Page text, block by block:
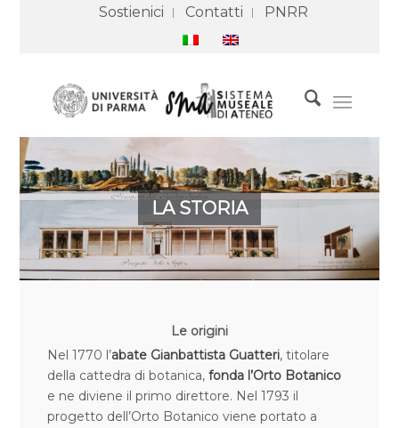
Sostienici Contatti PNRR
LA STORIA
Le origini
Nel 1770 l’abate Gianbattista Guatteri, titolare
della cattedra di botanica, fonda l’Orto Botanico
e ne diviene il primo direttore. Nel 1793 il
progetto dell’Orto Botanico viene portato a